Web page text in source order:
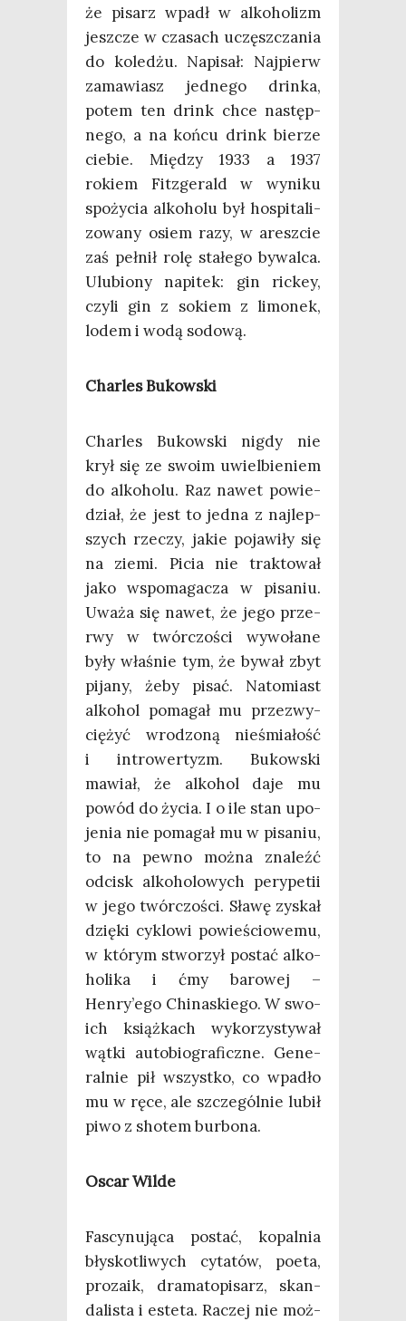
że pisarz wpadł w alko­ho­lizm
jesz­cze w cza­sach uczęsz­cza­nia
do kole­dżu. Napi­sał: Naj­pierw
zama­wiasz jed­ne­go drin­ka,
potem ten drink chce następ­
ne­go, a na koń­cu drink bie­rze
cie­bie. Mię­dzy 1933 a 1937
rokiem Fit­zge­rald w wyni­ku
spo­ży­cia alko­ho­lu był hospi­ta­li­
zo­wa­ny osiem razy, w aresz­cie
zaś peł­nił rolę sta­łe­go bywal­ca.
Ulu­bio­ny napi­tek: gin ric­key,
czy­li gin z sokiem z limo­nek,
lodem i wodą sodową.
Char­les Bukowski
Char­les Bukow­ski nigdy nie
krył się ze swo­im uwiel­bie­niem
do alko­ho­lu. Raz nawet powie­
dział, że jest to jed­na z naj­lep­
szych rze­czy, jakie poja­wi­ły się
na zie­mi. Picia nie trak­to­wał
jako wspo­ma­ga­cza w pisa­niu.
Uwa­ża się nawet, że jego prze­
rwy w twór­czo­ści wywo­ła­ne
były wła­śnie tym, że bywał zbyt
pija­ny, żeby pisać. Nato­miast
alko­hol poma­gał mu prze­zwy­
cię­żyć wro­dzo­ną nie­śmia­łość
i intro­wer­tyzm. Bukow­ski
mawiał, że alko­hol daje mu
powód do życia. I o ile stan upo­
je­nia nie poma­gał mu w pisa­niu,
to na pew­no moż­na zna­leźć
odcisk alko­ho­lo­wych pery­pe­tii
w jego twór­czo­ści. Sła­wę zyskał
dzię­ki cyklo­wi powie­ścio­we­mu,
w któ­rym stwo­rzył postać alko­
ho­li­ka i ćmy baro­wej –
Henry’ego Chi­na­skie­go. W swo­
ich książ­kach wyko­rzy­sty­wał
wąt­ki auto­bio­gra­ficz­ne. Gene­
ral­nie pił wszyst­ko, co wpa­dło
mu w ręce, ale szcze­gól­nie lubił
piwo z sho­tem burbona.
Oscar Wil­de
Fascy­nu­ją­ca postać, kopal­nia
bły­sko­tli­wych cyta­tów, poeta,
pro­za­ik, dra­ma­to­pi­sarz, skan­
da­li­sta i este­ta. Raczej nie moż­